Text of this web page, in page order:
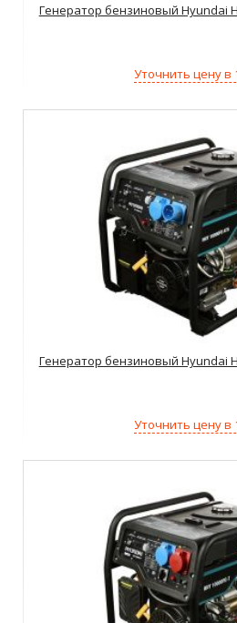
Генератор бензиновый Hyundai
Уточнить цену в
Генератор бензиновый Hyundai
Уточнить цену в